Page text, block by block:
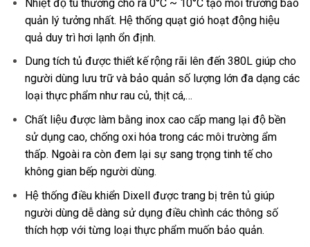
Nhiệt độ tù thường cho ra 0°C ~ 10°C tạo môi trường bảo
quản lý tưởng nhất. Hệ thống quạt gió hoạt động hiệu
quả duy trì hơi lạnh ổn định.
Dung tích tủ được thiết kế rộng rãi lên đến 380L giúp cho
người dùng lưu trữ và bảo quản số lượng lớn đa dạng các
loại thực phẩm như rau củ, thịt cá,…
Chất liệu được làm bằng inox cao cấp mang lại độ bền
sử dụng cao, chống oxi hóa trong các môi trường ẩm
thấp. Ngoài ra còn đem lại sự sang trọng tinh tế cho
không gian bếp người dùng.
Hệ thống điều khiển Dixell được trang bị trên tủ giúp
người dùng dễ dàng sử dụng điều chình các thông số
thích hợp với từng loại thực phẩm muốn bảo quản.